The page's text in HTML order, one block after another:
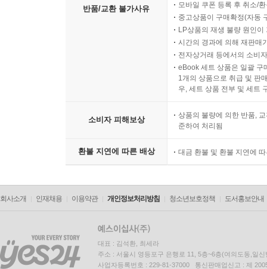
반품/교환 불가사유
모바일 쿠폰 등록 후 취소/
중고상품이 구매확정(자동
LP상품의 재생 불량 원인
시간의 경과에 의해 재판매
전자상거래 등에서의 소비
eBook 세트 상품은 일괄 구
1개의 상품으로 취급 및 판
우, 세트 상품 전부 및 세트
소비자 피해보상
상품의 불량에 의한 반품,
준하여 처리됨
환불 지연에 따른 배상 대금 환불 및 환불 지연에
회사소개 인재채용 이용약관 개인정보처리방침 청소년보호정책 도서홍보안내
대표 : 김석환, 최세라
주소 : 서울시 영등포구 은행로 11, 5층~6층(여의도동,일신
사업자등록번호 : 229-81-37000 통신판매업신고 : 제